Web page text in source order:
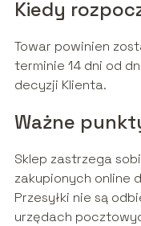
Kiedy
Towar powinien
terminie 14 dni od
decyzji Klienta.
Ważne
Sklep zastrzega
zakupionych online
Przesyłki nie są
urzędach